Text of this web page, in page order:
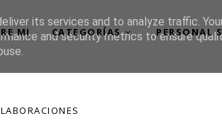
MI CATEGORÍAS PERSONAL
its services and to analyze traffic.
and security metrics to ensure